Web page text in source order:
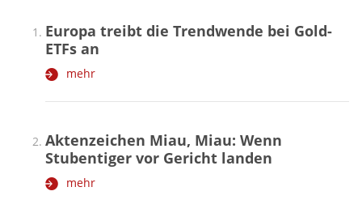
Europa treibt die Trendwende bei Gold-
ETFs an
mehr
Aktenzeichen Miau, Miau: Wenn
Stubentiger vor Gericht landen
mehr